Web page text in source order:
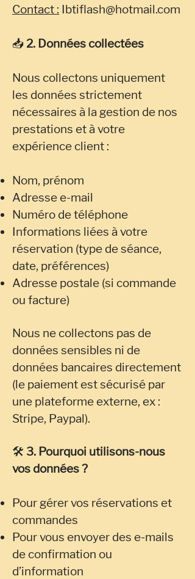
Contact : Ibtiflash@hotmail.com
📥 2. Données collectées
Nous collectons uniquement
les données strictement
nécessaires à la gestion de nos
prestations et à votre
expérience client :
Nom, prénom
Adresse e-mail
Numéro de téléphone
Informations liées à votre
réservation (type de séance,
date, préférences)
Adresse postale (si commande
ou facture)
Nous ne collectons pas de
données sensibles ni de
données bancaires directement
(le paiement est sécurisé par
une plateforme externe, ex :
Stripe, Paypal).
🛠 3. Pourquoi utilisons-nous
vos données ?
Pour gérer vos réservations et
commandes
Pour vous envoyer des e-mails
de confirmation ou
d’information